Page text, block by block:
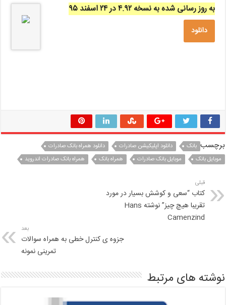
به روز رسانی شده به نسخه ۴.۹۲ در ۲۴ اسفند ۹۵
دانلود
برچسب بانک دانلود اپلیکیشن صادرات
دانلود همراه بانک صادرات
موبایل بانک
موبایل بانک صادرات همراه بانک همراه بانک صادرات اندروید
قبلی
کتاب “سعی و کوشش بسیار در مورد
تقریبا هیچ چیز” نوشته Hans
Camenzind
بعد
جزوه ی کنترل خطی به همراه سوالات
تمرینی نمونه
نوشته های مرتبط